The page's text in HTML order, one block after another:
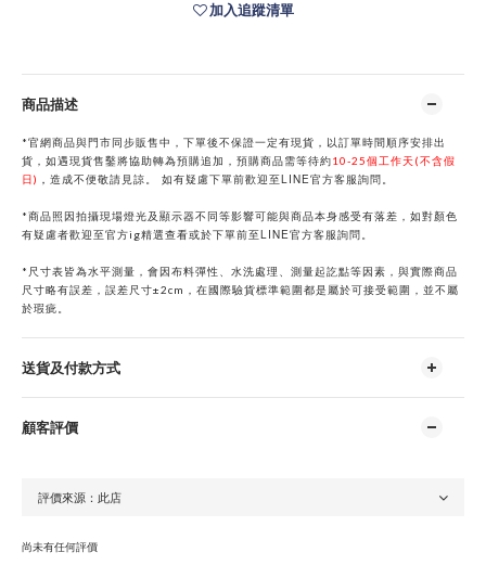
加入追蹤清單
商品描述
*官網商品與門市同步販售中，下單後不保證一定有現貨，以訂單時間順序安排出
貨，如遇現貨售鑿將協助轉為預購追加，預購商品需等待約10-25個工作天(不含假
日) ， 造成不便敬請見諒。 如有疑慮下單前歡迎至LINE官方客服詢問。
*商品照因拍攝現場燈光及顯示器不同等影響可能與商品本身感受有落差，如對顏色
有疑慮者歡迎至官方ig精選查看或於下單前至LINE官方客服詢問。
* 尺寸表皆為水平測量，會因布料彈性、水洗處理、測量起訖點等因素，與實際商品
尺寸略有誤差，誤差尺寸±2cm，在國際驗貨標準範圍都是屬於可接受範圍，並不屬
於瑕疵。
送貨及付款方式
顧客評價
尚未有任何評價